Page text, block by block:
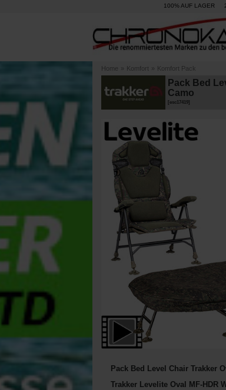
100% AUF LAGER
Home » Komfort » Komfort Pack
Pack Bed
Camo
esc17419]
Pack Bed Level Chair Trakker
Trakker Levelite Oval MF-HDR